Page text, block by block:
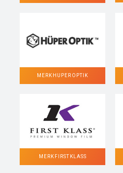
MERK HUPER OPTIK
MERK FIRST KLASS